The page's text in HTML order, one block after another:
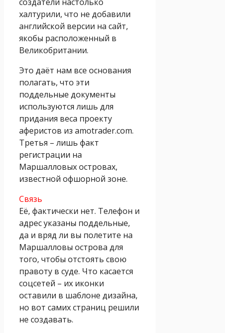
халтурили, что не добавили
английской версии на сайт,
якобы расположенный в
Великобритании.
Это даёт нам все основания
полагать, что эти
поддельные документы
используются лишь для
придания веса проекту
аферистов из amotrader.com.
Третья – лишь факт
регистрации на
Маршалловых островах,
известной офшорной зоне.
Связь
Её, фактически нет. Телефон и
адрес указаны поддельные,
да и вряд ли вы полетите на
Маршалловы острова для
того, чтобы отстоять свою
правоту в суде. Что касается
соцсетей – их иконки
оставили в шаблоне дизайна,
но вот самих страниц решили
не создавать.